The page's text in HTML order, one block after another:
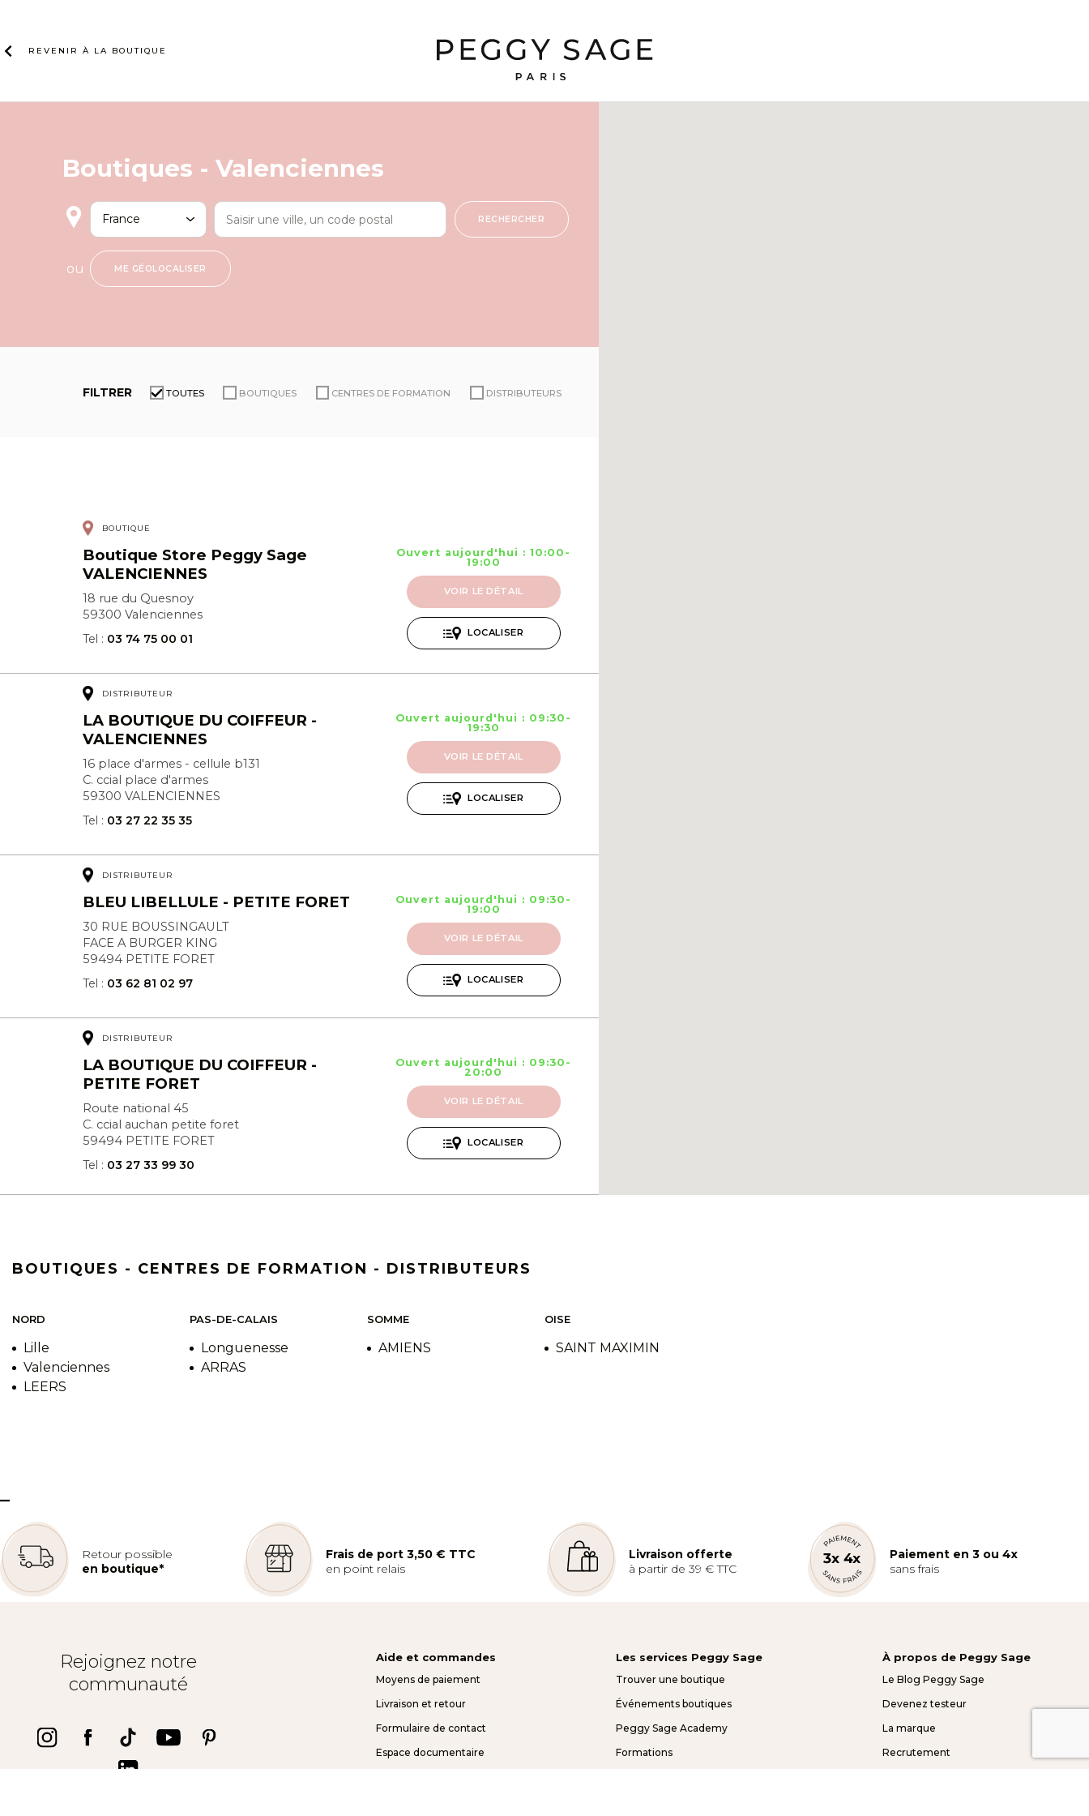
contentREVENIR À LA BOUTIQUE
Boutiques - Valenciennes
RECHERCHER
ou ME GÉOLOCALISER
FILTRER TOUTES BOUTIQUES CENTRES DE FORMATION DISTRIBUTEURS
BOUTIQUE
Boutique Store Peggy Sage
VALENCIENNES
18 rue du Quesnoy
59300 Valenciennes
Tel : 03 74 75 00 01
Ouvert aujourd'hui : 10:00-
19:00
VOIR LE DÉTAIL
LOCALISER
DISTRIBUTEUR
LA BOUTIQUE DU COIFFEUR -
VALENCIENNES
16 place d'armes - cellule b131
C. ccial place d'armes
59300 VALENCIENNES
Tel : 03 27 22 35 35
Ouvert aujourd'hui : 09:30-
19:30
VOIR LE DÉTAIL
LOCALISER
DISTRIBUTEUR
BLEU LIBELLULE - PETITE FORET
30 RUE BOUSSINGAULT
FACE A BURGER KING
59494 PETITE FORET
Tel : 03 62 81 02 97
Ouvert aujourd'hui : 09:30-
19:00
VOIR LE DÉTAIL
LOCALISER
DISTRIBUTEUR
LA BOUTIQUE DU COIFFEUR -
PETITE FORET
Route national 45
C. ccial auchan petite foret
59494 PETITE FORET
Tel : 03 27 33 99 30
Ouvert aujourd'hui : 09:30-
20:00
VOIR LE DÉTAIL
LOCALISER
Avenue wilson 510/2
BOUTIQUES - CENTRES DE FORMATION - DISTRIBUTEURS
NORD
Lille
Valenciennes
LEERS
PAS-DE-CALAIS
Longuenesse
ARRAS
SOMME
AMIENS
OISE
SAINT MAXIMIN
–
Retour possible
en boutique*
Frais de port 3,50 € TTC
en point relais
Livraison offerte
à partir de 39 € TTC
Paiement en 3 ou 4x
sans frais
Rejoignez notre
communauté
Aide et commandes
Moyens de paiement
Livraison et retour
Formulaire de contact
Espace documentaire
Les services Peggy Sage
Trouver une boutique
Événements boutiques
Peggy Sage Academy
Formations
À propos de Peggy Sage
Le Blog Peggy Sage
Devenez testeur
La marque
Recrutement